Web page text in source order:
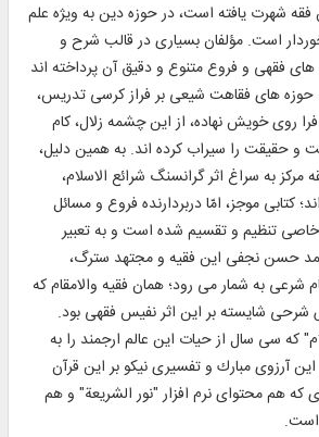
فقه شهرت يافته است، در حوزه دين به‏ ويژه علم
است. مؤلفان بسيارى در قالب شرح و
فقهى و فروع متنوع و دقيق آن پرداخته ‏اند
حوزه‏ هاى فقاهت شيعى بر فراز كرسى تدريس،
روى خويش نهاده، از اين چشمه زلال، كام
و حقيقت را سيراب كرده ‏اند. به همين دليل،
به سراغ اثر گرانسنگ شرائع الاسلام،
كتابى موجز، امّا دربردارنده فروع و مسائل
تنظيم و تقسيم شده است و به تعبير
حسن نجفى اين فقيه و مجتهد سترگ،
شرعى به شمار مى‏ رود؛ همان فقيه والامقام كه
شرحى شايسته بر اين اثر نفيس فقهى بود.
كه سى سال از حيات اين عالم ارجمند را به
آرزوى مبارك و تفسيرى نيكو بر اين قرآن
كه هم محتواى نرم‏ افزار "نور الشريعة" و هم
است.